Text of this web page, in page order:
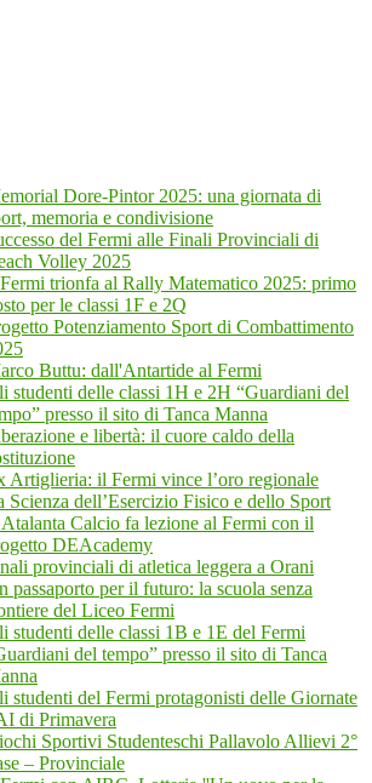
Dore-Pintor 2025: una giornata di
memoria e condivisione
del Fermi alle Finali Provinciali di
Volley 2025
trionfa al Rally Matematico 2025: primo
per le classi 1F e 2Q
Potenziamento Sport di Combattimento
Buttu: dall'Antartide al Fermi
studenti delle classi 1H e 2H “Guardiani del
presso il sito di Tanca Manna
e libertà: il cuore caldo della
Artiglieria: il Fermi vince l’oro regionale
Scienza dell’Esercizio Fisico e dello Sport
Calcio fa lezione al Fermi con il
DEAcademy
provinciali di atletica leggera a Orani
passaporto per il futuro: la scuola senza
del Liceo Fermi
studenti delle classi 1B e 1E del Fermi
del tempo” presso il sito di Tanca
studenti del Fermi protagonisti delle Giornate
di Primavera
Sportivi Studenteschi Pallavolo Allievi 2°
– Provinciale